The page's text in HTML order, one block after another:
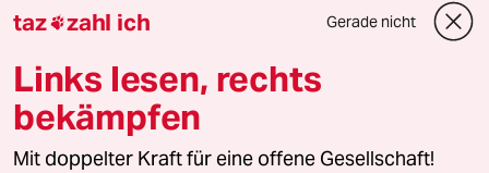
Downloads für Abonnierende
© 2026 taz Verlags und Vertriebs GmbH
Alle Rechte vorbehalten. Bei rechtlichen Fragen oder für Genehmigungen
taz zahl ich Gerade nicht
Links lesen, rechts
bekämpfen
Mit doppelter Kraft für eine offene Gesellschaft!